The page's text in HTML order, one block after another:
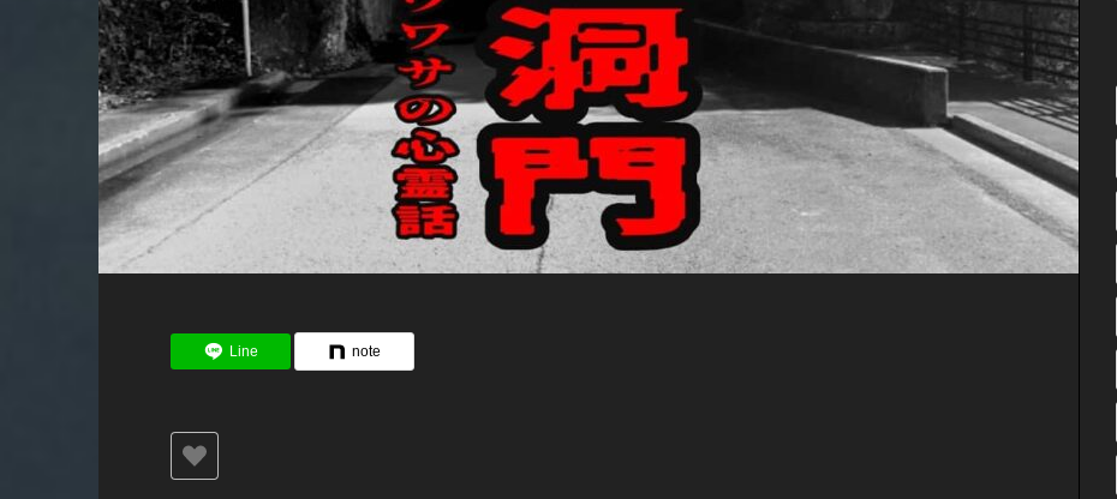
Line note